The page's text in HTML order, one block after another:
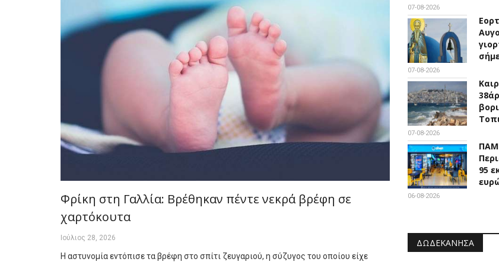
Φρίκη στη Γαλλία: Βρέθηκαν πέντε νεκρά βρέφη σε
χαρτόκουτα
Ιούλιος 28, 2026
Η αστυνομία εντόπισε τα βρέφη στο σπίτι ζευγαριού, η σύζυγος του οποίου είχε
07-08-2026
07-08-2026
07-08-2026
95
06-08-2026
ΔΩΔΕΚΆΝΗΣΑ